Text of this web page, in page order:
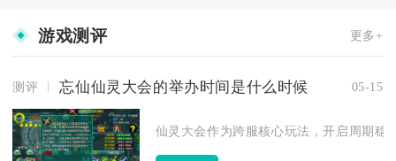
游戏测评 更多+
测评 忘仙仙灵大会的举办时间是什么时候 05-15
仙灵大会作为跨服核心玩法，开启周期稳